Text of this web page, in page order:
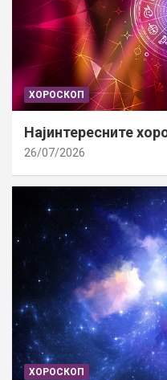
ХОРОСКОП
Најинтересните
26/07/2026
ХОРОСКОП